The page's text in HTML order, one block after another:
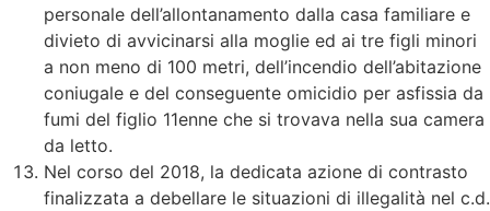
personale dell’allontanamento dalla casa familiare e
divieto di avvicinarsi alla moglie ed ai tre figli minori
a non meno di 100 metri, dell’incendio dell’abitazione
coniugale e del conseguente omicidio per asfissia da
fumi del figlio 11enne che si trovava nella sua camera
da letto.
Nel corso del 2018, la dedicata azione di contrasto
finalizzata a debellare le situazioni di illegalità nel c.d.